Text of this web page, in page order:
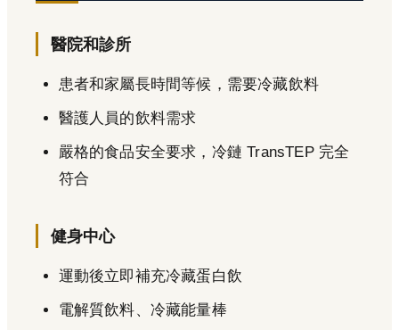
醫院和診所
患者和家屬長時間等候，需要冷藏飲料
醫護人員的飲料需求
嚴格的食品安全要求，冷鏈 TransTEP 完全
符合
健身中心
運動後立即補充冷藏蛋白飲
電解質飲料、冷藏能量棒